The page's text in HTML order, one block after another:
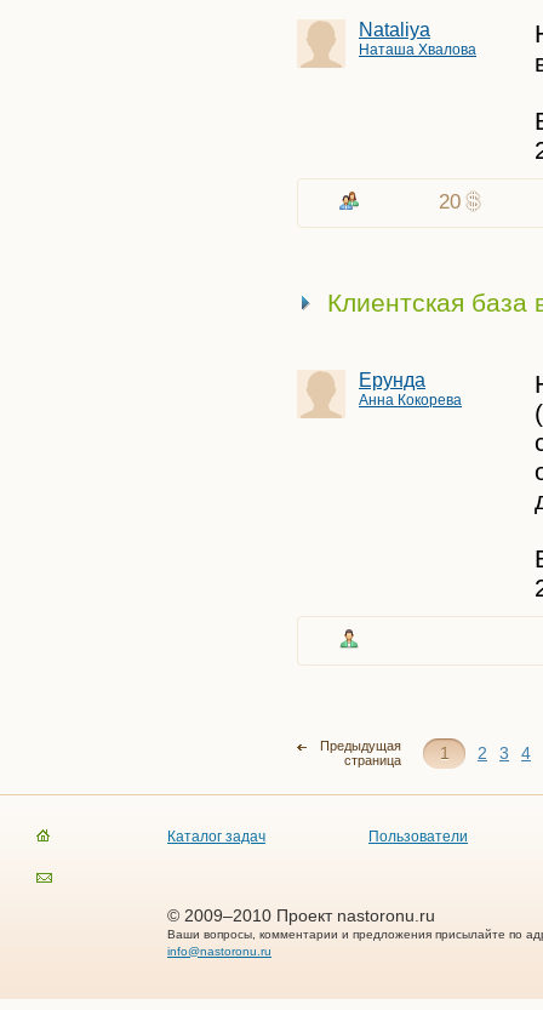
Nataliya
Наташа Хвалова
20
Клиентская база
Ерунда
Анна Кокорева
Предыдущая
страница
1 2 3 4
Каталог задач Пользователи
© 2009–2010 Проект nastoronu.ru
Ваши вопросы, комментарии и предложения присылайте по
info@nastoronu.ru